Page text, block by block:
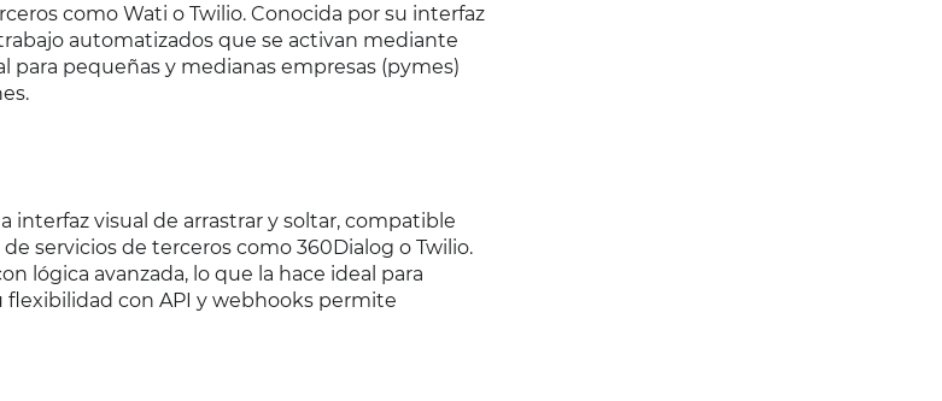
como Wati o Twilio. Conocida por su interfaz
automatizados que se activan mediante
para pequeñas y medianas empresas (pymes)
visual de arrastrar y soltar, compatible
servicios de terceros como 360Dialog o Twilio.
lógica avanzada, lo que la hace ideal para
flexibilidad con API y webhooks permite